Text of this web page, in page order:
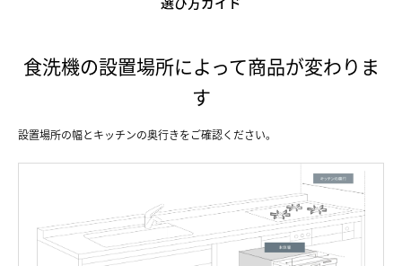
食洗機の設置場所によって商品が変わりま
す
設置場所の幅とキッチンの奥行きをご確認ください。